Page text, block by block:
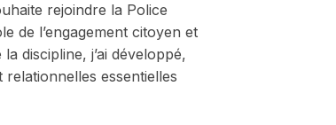
rejoindre la Police
de l’engagement citoyen et
discipline, j’ai développé,
essentielles